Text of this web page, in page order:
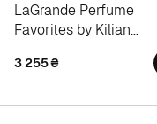
LaGrande Perfume
Favorites by Kilian
3 255₴